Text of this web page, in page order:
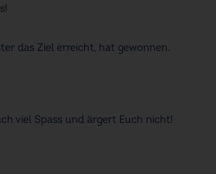
das Ziel erreicht, hat gewonnen.
viel Spass und ärgert Euch nicht!